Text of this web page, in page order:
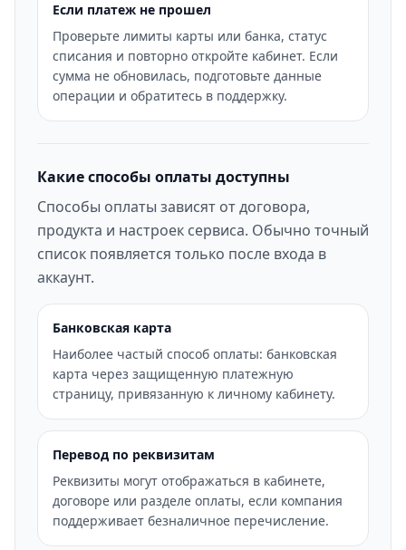
Если платеж не прошел
Проверьте лимиты карты или банка, статус
списания и повторно откройте кабинет. Если
сумма не обновилась, подготовьте данные
операции и обратитесь в поддержку.
Какие способы оплаты доступны
Способы оплаты зависят от договора,
продукта и настроек сервиса. Обычно точный
список появляется только после входа в
аккаунт.
Банковская карта
Наиболее частый способ оплаты: банковская
карта через защищенную платежную
страницу, привязанную к личному кабинету.
Перевод по реквизитам
Реквизиты могут отображаться в кабинете,
договоре или разделе оплаты, если компания
поддерживает безналичное перечисление.